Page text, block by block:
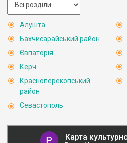
Алушта
Бахчисарайський район
Євпаторія
Керч
Красноперекопський
район
Севастополь